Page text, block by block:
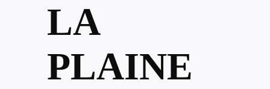
LA
PLAINE